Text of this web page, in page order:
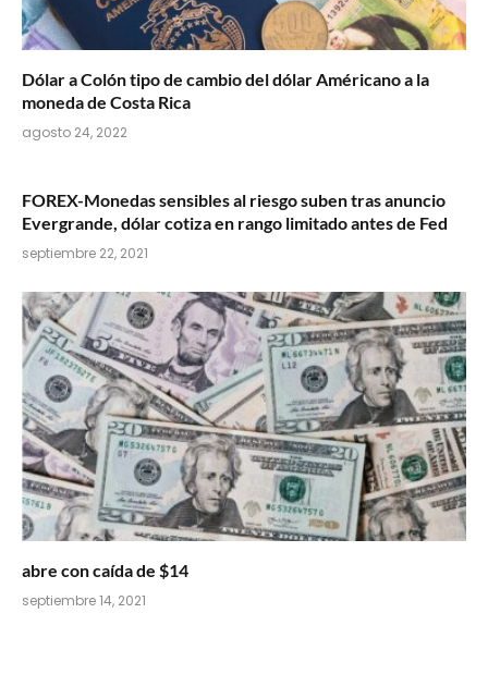
Dólar a Colón tipo de cambio del dólar Américano a la
moneda de Costa Rica
agosto 24, 2022
FOREX-Monedas sensibles al riesgo suben tras anuncio
Evergrande, dólar cotiza en rango limitado antes de Fed
septiembre 22, 2021
abre con caída de $14
septiembre 14, 2021